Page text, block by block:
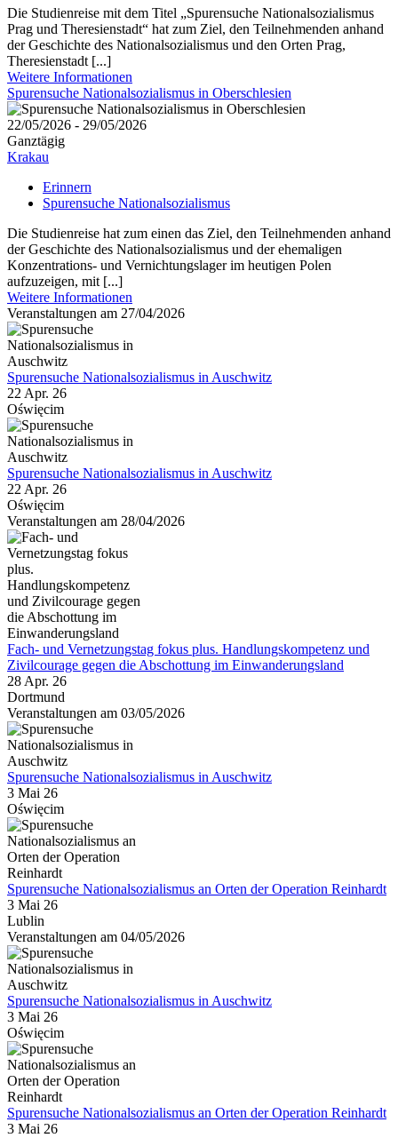
Die Studienreise mit dem Titel „Spurensuche Nationalsozialismus
Prag und Theresienstadt“ hat zum Ziel, den Teilnehmenden anhand
der Geschichte des Nationalsozialismus und den Orten Prag,
Theresienstadt [...]
Weitere Informationen
Spurensuche Nationalsozialismus in Oberschlesien
22/05/2026 - 29/05/2026
Ganztägig
Krakau
Erinnern
Spurensuche Nationalsozialismus
Die Studienreise hat zum einen das Ziel, den Teilnehmenden anhand
der Geschichte des Nationalsozialismus und der ehemaligen
Konzentrations- und Vernichtungslager im heutigen Polen
aufzuzeigen, mit [...]
Weitere Informationen
Veranstaltungen am 27/04/2026
Spurensuche Nationalsozialismus in Auschwitz
22 Apr. 26
Oświęcim
Spurensuche Nationalsozialismus in Auschwitz
22 Apr. 26
Oświęcim
Veranstaltungen am 28/04/2026
Fach- und Vernetzungstag fokus plus. Handlungskompetenz und
Zivilcourage gegen die Abschottung im Einwanderungsland
28 Apr. 26
Dortmund
Veranstaltungen am 03/05/2026
Spurensuche Nationalsozialismus in Auschwitz
3 Mai 26
Oświęcim
Spurensuche Nationalsozialismus an Orten der Operation Reinhardt
3 Mai 26
Lublin
Veranstaltungen am 04/05/2026
Spurensuche Nationalsozialismus in Auschwitz
3 Mai 26
Oświęcim
Spurensuche Nationalsozialismus an Orten der Operation Reinhardt
3 Mai 26